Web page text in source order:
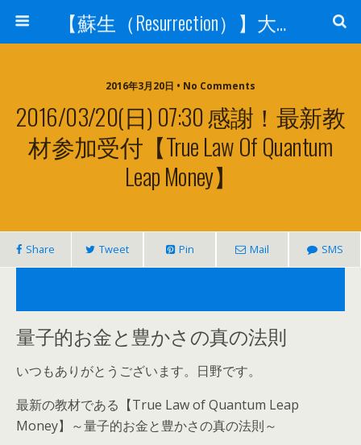
【蘇生（Resurrection）】大宇宙と人体の神秘を紐解く
2016年3月20日 • No Comments
2016/03/20(日) 07:30 感謝！最新教
材参加受付【True Law Of Quantum
Leap Money】
Share Tweet Pin Mail SMS
量子的お金と豊かさの真の法則
いつもありがとうございます。日野です。
最新の教材である【True Law of Quantum Leap
Money】～量子的お金と豊かさの真の法則～